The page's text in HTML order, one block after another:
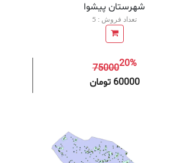
شهرستان پیشوا
تعداد فروش : 5
7500020%
60000 تومان